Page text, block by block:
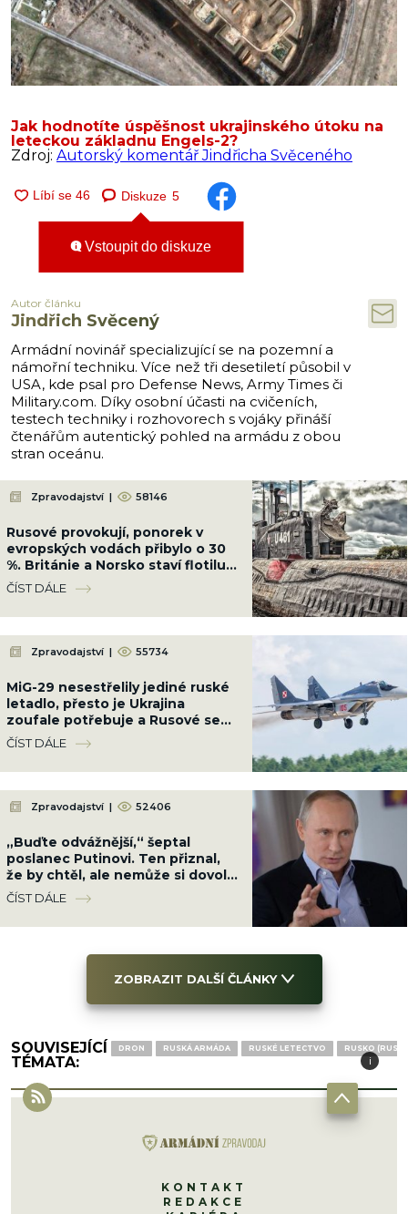
iii
Jak hodnotíte úspěšnost ukrajinského útoku na
leteckou základnu Engels-2?
Zdroj: Autorský komentář Jindřicha Svěceného
Diskuze 5
Vstoupit do diskuze
Autor článku
Jindřich Svěcený
Armádní novinář specializující se na pozemní a
námořní techniku. Více než tři desetiletí působil v
USA, kde psal pro Defense News, Army Times či
Military.com. Díky osobní účasti na cvičeních,
testech techniky i rozhovorech s vojáky přináší
čtenářům autentický pohled na armádu z obou
stran oceánu.
Zpravodajství | 58146
Rusové provokují, ponorek v
evropských vodách přibylo o 30
%. Británie a Norsko staví flotilu
13 fregat, která je bude lovit
ČÍST DÁLE
Zpravodajství | 55734
MiG-29 nesestřelily jediné ruské
letadlo, přesto je Ukrajina
zoufale potřebuje a Rusové se
bojí. Polsko jí pošle své poslední
ČÍST DÁLE
Zpravodajství | 52406
„Buďte odvážnější,“ šeptal
poslanec Putinovi. Ten přiznal,
že by chtěl, ale nemůže si dovolit
další ztráty
ČÍST DÁLE
ZOBRAZIT DALŠÍ ČLÁNKY
SOUVISEJÍCÍ
TÉMATA:
DRON RUSKÁ ARMÁDA RUSKÉ LETECTVO RUSKO
KONTAKT
REDAKCE